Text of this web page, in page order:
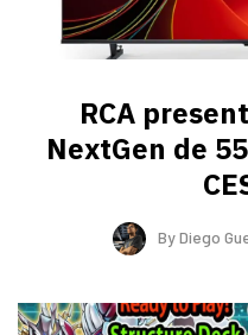
RCA
NextGen de
ByDiego